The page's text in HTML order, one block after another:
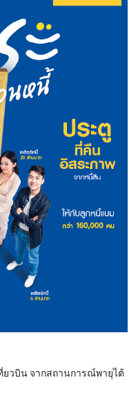
ยวบิน จากสถานการณ์พายุไต้